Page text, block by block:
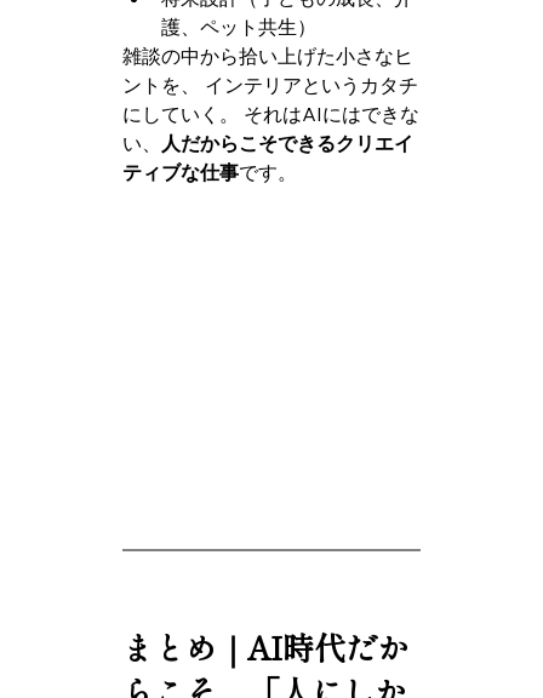
護、ペット共生）
雑談の中から拾い上げた小さなヒ
ントを、 インテリアというカタチ
にしていく。 それはAIにはできな
い、
人だからこそできるクリエイ
ティブな仕事です。
まとめ｜AI時代だか